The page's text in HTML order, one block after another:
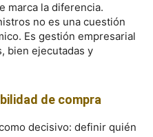
marca la diferencia.
no es una cuestión
Es gestión empresarial
bien ejecutadas y
de compra
decisivo: definir quién